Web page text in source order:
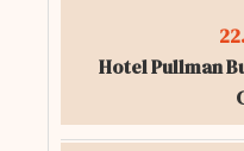
Hotel Pullman